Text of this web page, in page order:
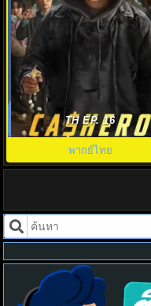
ดูซีรี่ย์ แคชฮีโร่ (2025)
พากย์ไทย ตอนที่.1-8 (จบ)
TH EP. 16
พากย์ไทย